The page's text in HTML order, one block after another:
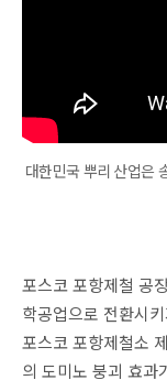
대한민국 뿌리 산업은
포스코 포항제철 공
학공업으로 전환시
포스코 포항제철소
의 도미노 붕괴 효과